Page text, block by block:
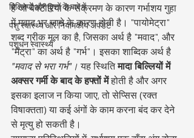
बिल्लियों और कुत्तों के बारे में
पशु स्वास्थ्य और नियामकीय अपडेट
पशुधन स्वास्थ्य
है जो बैक्टीरिया के संक्रमण के कारण गर्भाशय गुहा
में मवाद भर जाने के कारण होती है। "पायोमेट्रा"
शब्द ग्रीक मूल का है, जिसका अर्थ है "मवाद", और
"मेट्रा" का अर्थ है "गर्भ"। इसका शाब्दिक अर्थ है
"मवाद से भरा गर्भ"। यह स्थिति मादा बिल्लियों में
अक्सर गर्मी के बाद के हफ्तों में होती है और अगर
इसका इलाज न किया जाए, तो सेप्सिस (रक्त
विषाक्तता) या कई अंगों के काम करना बंद कर देने
से मृत्यु हो सकती है।